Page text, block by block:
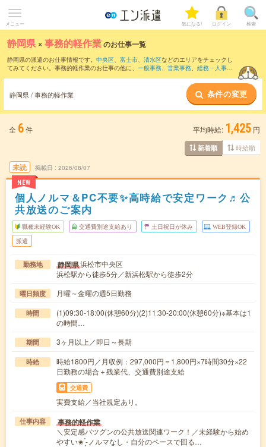
メニュー 気になる! ログイン 検索
静岡県 ×事務的軽作業のお仕事一覧
静岡県の派遣のお仕事情報です。 中央区、 富士市、 清水区などのエリアをチェックし
てみてください。事務的軽作業のお仕事の他に、 一般事務、 営業事務、 総務・人事・
静岡県 / 事務的軽作業 条件の変更
全 6件 平均時給: 1,425 円
新着順 時給順
未読
NEW
掲載日 2026/08/07
個人ノルマ＆PC不要✨高時給で安定ワーク♬公
共放送のご案内
職種未経験OK 交通費別途支給あり 土日祝日が休み WEB登録OK
派遣
勤務地 静岡県浜松市中央区
浜松駅から徒歩5分／新浜松駅から徒歩2分
曜日頻度 月曜～金曜の週5日勤務
時間
(1)09:30-18:00(休憩60分)(2)11:30-20:00(休憩60分)※基本は1
の時間…
期間 3ヶ月以上／即日～長期
時給
時給1800円／月収例：297,000円＝1,800円×7時間30分×22
日勤務の場合＋残業代、交通費別途支給
交通費
実費支給／当社規定あり。
仕事内容 事務的軽作業
＼安定感バツグンの公共放送関連ワーク！／未経験から始め
やすい✬ ̖́-ノルマなし・自分のペースで回る…